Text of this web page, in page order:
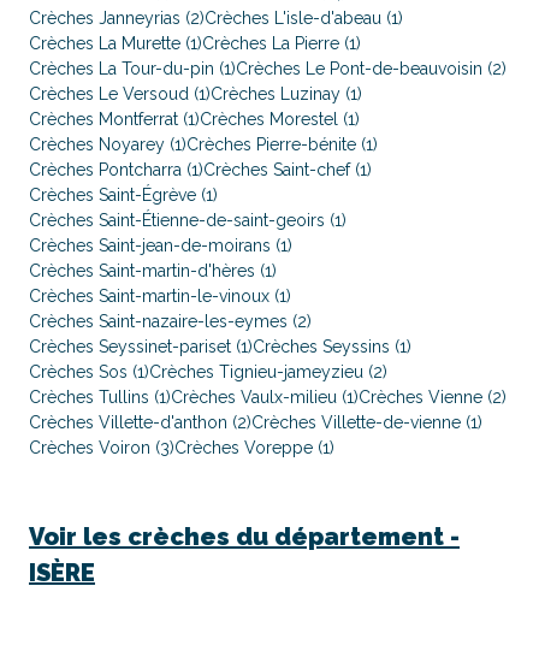
Crèches Janneyrias (2)Crèches L'isle-d'abeau (1)
Crèches La Murette (1)Crèches La Pierre (1)
Crèches La Tour-du-pin (1)Crèches Le Pont-de-beauvoisin (2)
Crèches Le Versoud (1)Crèches Luzinay (1)
Crèches Montferrat (1)Crèches Morestel (1)
Crèches Noyarey (1)Crèches Pierre-bénite (1)
Crèches Pontcharra (1)Crèches Saint-chef (1)
Crèches Saint-Égrève (1)
Crèches Saint-Étienne-de-saint-geoirs (1)
Crèches Saint-jean-de-moirans (1)
Crèches Saint-martin-d'hères (1)
Crèches Saint-martin-le-vinoux (1)
Crèches Saint-nazaire-les-eymes (2)
Crèches Seyssinet-pariset (1)Crèches Seyssins (1)
Crèches Sos (1)Crèches Tignieu-jameyzieu (2)
Crèches Tullins (1)Crèches Vaulx-milieu (1)Crèches Vienne (2)
Crèches Villette-d'anthon (2)Crèches Villette-de-vienne (1)
Crèches Voiron (3)Crèches Voreppe (1)
Voir les crèches du département -
ISÈRE